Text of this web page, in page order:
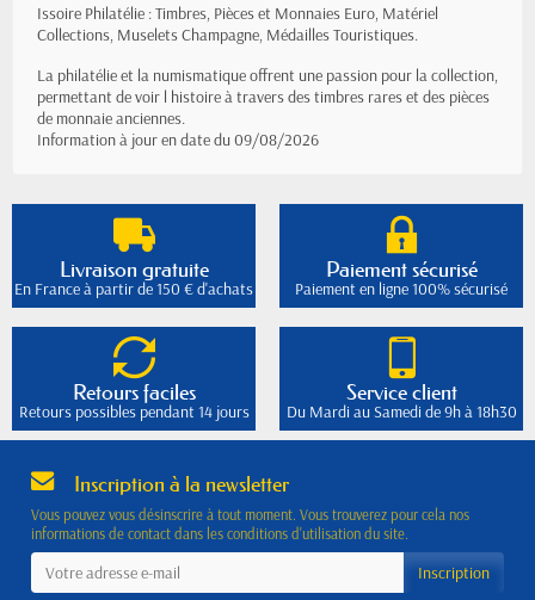
Issoire Philatélie : Timbres, Pièces et Monnaies Euro, Matériel
Collections, Muselets Champagne, Médailles Touristiques.
La philatélie et la numismatique offrent une passion pour la collection,
permettant de voir l histoire à travers des timbres rares et des pièces
de monnaie anciennes.
Information à jour en date du 09/08/2026
Livraison gratuite
En France à partir de 150 € d'achats
Paiement sécurisé
Paiement en ligne 100% sécurisé
Retours faciles
Retours possibles pendant 14 jours
Service client
Du Mardi au Samedi de 9h à 18h30
Inscription à la newsletter
Vous pouvez vous désinscrire à tout moment. Vous trouverez pour cela nos
informations de contact dans les conditions d'utilisation du site.